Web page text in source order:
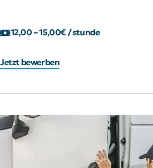
12,00 – 15,00€ / stunde
Jetzt bewerben